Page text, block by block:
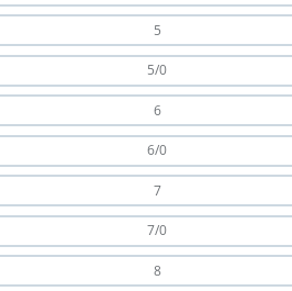
5
5/0
6
6/0
7
7/0
8